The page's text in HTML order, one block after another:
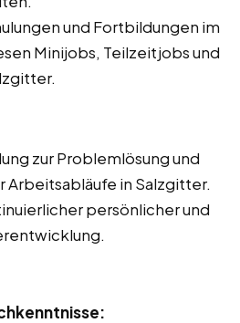
und Fortbildungen im
Minijobs, Teilzeitjobs und
zur Problemlösung und
Arbeitsabläufe in Salzgitter.
persönlicher und